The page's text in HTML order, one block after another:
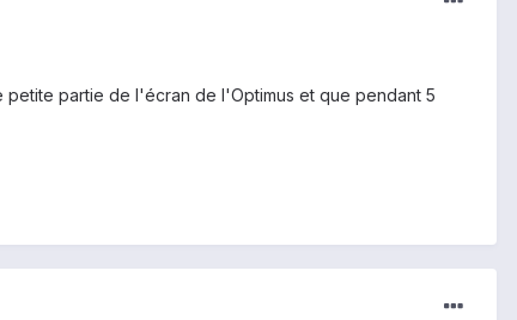
partie de l'écran de l'Optimus et que pendant 5